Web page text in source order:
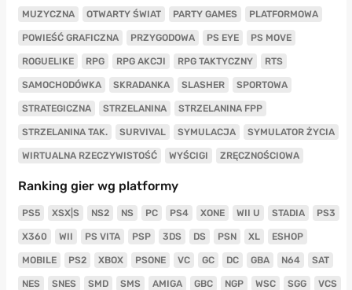
MUZYCZNA OTWARTY ŚWIAT PARTY GAMES PLATFORMOWA
POWIEŚĆ GRAFICZNA PRZYGODOWA PS EYE PS MOVE
ROGUELIKE RPG RPG AKCJI RPG TAKTYCZNY RTS
SAMOCHODÓWKA SKRADANKA SLASHER SPORTOWA
STRATEGICZNA STRZELANINA STRZELANINA FPP
STRZELANINA TAK. SURVIVAL SYMULACJA SYMULATOR ŻYCIA
WIRTUALNA RZECZYWISTOŚĆ WYŚCIGI ZRĘCZNOŚCIOWA
Ranking gier wg platformy
PS5 XSX|S NS2 NS PC PS4 XONE WII U STADIA PS3
X360 WII PS VITA PSP 3DS DS PSN XL ESHOP
MOBILE PS2 XBOX PSONE VC GC DC GBA N64 SAT
NES SNES SMD SMS AMIGA GBC NGP WSC SGG VCS